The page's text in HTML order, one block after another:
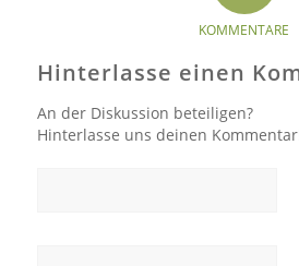
KOMMENTARE
Hinterlasse einen
An der Diskussion beteiligen?
Hinterlasse uns deinen